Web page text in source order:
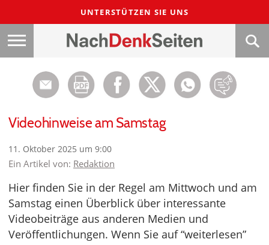
UNTERSTÜTZEN SIE UNS
Videohinweise am Samstag
11. Oktober 2025 um 9:00
Ein Artikel von: Redaktion
Hier finden Sie in der Regel am Mittwoch und am
Samstag einen Überblick über interessante
Videobeiträge aus anderen Medien und
Veröffentlichungen. Wenn Sie auf “weiterlesen”